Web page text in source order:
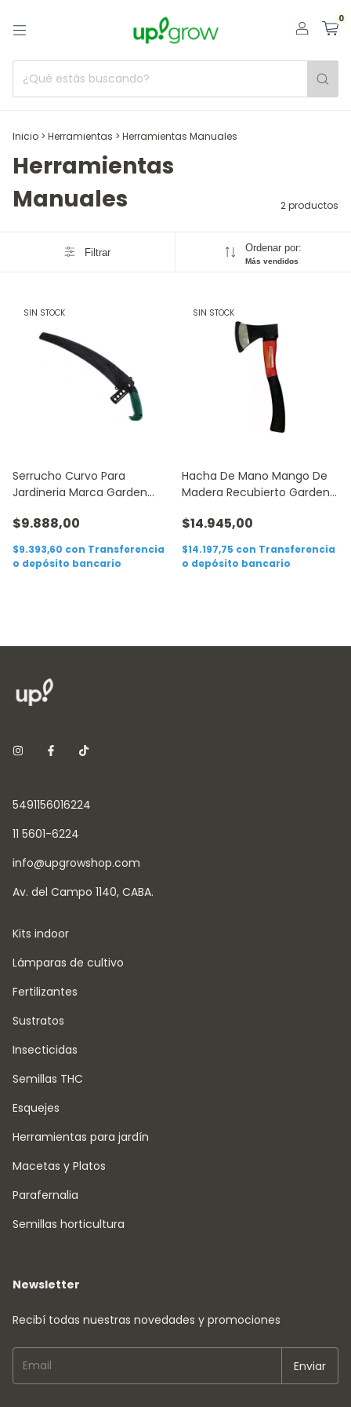
0
Inicio > Herramientas > Herramientas Manuales
Herramientas
Manuales
2 productos
Filtrar Ordenar por:
Más vendidos
SIN STOCK
Serrucho Curvo Para
Jardineria Marca Garden
$9.888,00
$9.393,60 con Transferencia
o depósito bancario
SIN STOCK
Hacha De Mano Mango De
Madera Recubierto Garden
$14.945,00
$14.197,75 con Transferencia
o depósito bancario
5491156016224
11 5601-6224
info@upgrowshop.com
Av. del Campo 1140, CABA.
Kits indoor
Lámparas de cultivo
Fertilizantes
Sustratos
Insecticidas
Semillas THC
Esquejes
Herramientas para jardín
Macetas y Platos
Parafernalia
Semillas horticultura
Newsletter
Recibí todas nuestras novedades y promociones